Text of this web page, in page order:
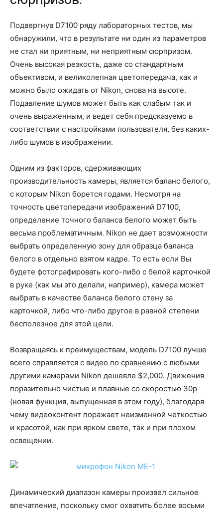
Подвергнув D7100 ряду лабораторных тестов, мы
обнаружили, что в результате ни один из параметров
не стал ни приятным, ни неприятным сюрпризом.
Очень высокая резкость, даже со стандартным
объективом, и великолепная цветопередача, как и
можно было ожидать от Nikon, снова на высоте.
Подавление шумов может быть как слабым так и
очень выраженным, и ведет себя предсказуемо в
соответствии с настройками пользователя, без каких-
либо шумов в изображении.
Одним из факторов, сдерживающих
производительность камеры, является баланс белого,
с которым Nikon борется годами. Несмотря на
точность цветопередачи изображений D7100,
определение точного баланса белого может быть
весьма проблематичным. Nikon не дает возможности
выбрать определенную зону для образца баланса
белого в отдельно взятом кадре. То есть если Вы
будете фотографировать кого-либо с белой карточкой
в руке (как мы это делали, например), камера может
выбрать в качестве баланса белого стену за
карточкой, либо что-либо другое в равной степени
бесполезное для этой цели.
Возвращаясь к преимуществам, модель D7100 лучше
всего справляется с видео по сравнению с любыми
другими камерами Nikon дешевле $2,000. Движения
поразительно чистые и плавные со скоростью 30р
(новая функция, выпущенная в этом году), благодаря
чему видеоконтент поражает неизменной четкостью
и красотой, как при ярком свете, так и при плохом
освещении.
Динамический диапазон камеры произвел сильное
впечатление, поскольку смог охватить более восьми